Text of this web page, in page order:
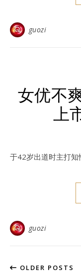
guozi
女优不
上
于42岁出道时主打
guozi
OLDER POSTS